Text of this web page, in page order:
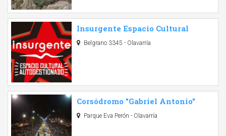
Insurgente Espacio Cultural
Belgrano 3345 - Olavarría
Corsódromo "Gabriel Antonio"
Parque Eva Perón - Olavarría